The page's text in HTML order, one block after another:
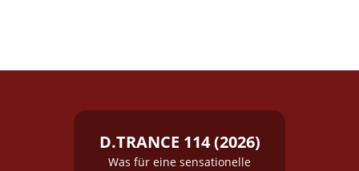
D.TRANCE 114 (2026)
Was für eine sensationelle